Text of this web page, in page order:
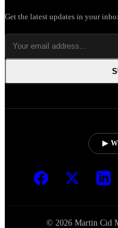
Get the latest updates in your
▶
© 2026 Martin Cid